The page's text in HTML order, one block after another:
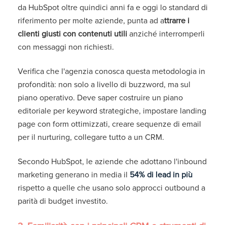
da HubSpot oltre quindici anni fa e oggi lo standard di
riferimento per molte aziende, punta ad attrarre i
clienti giusti con contenuti utili anziché interromperli
con messaggi non richiesti.
Verifica che l'agenzia conosca questa metodologia in
profondità: non solo a livello di buzzword, ma sul
piano operativo. Deve saper costruire un piano
editoriale per keyword strategiche, impostare landing
page con form ottimizzati, creare sequenze di email
per il nurturing, collegare tutto a un CRM.
Secondo HubSpot, le aziende che adottano l'inbound
marketing generano in media il 54% di lead in più
rispetto a quelle che usano solo approcci outbound a
parità di budget investito.